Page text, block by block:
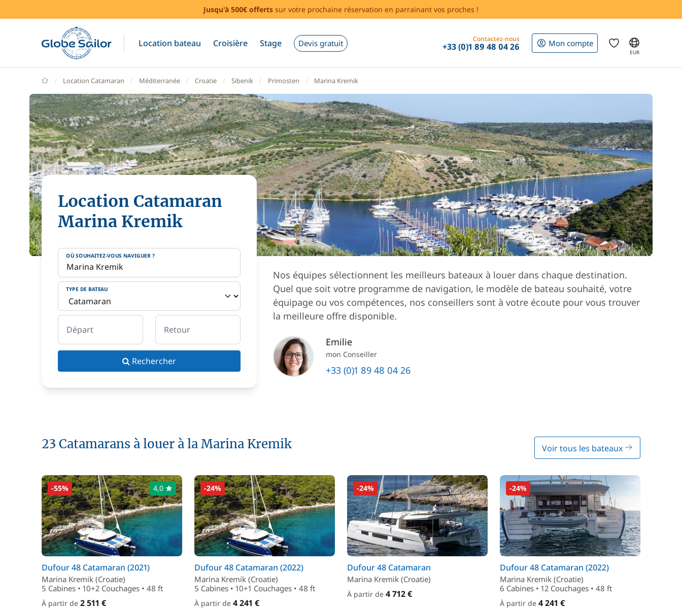
Jusqu'à 500€ offerts sur votre prochaine réservation en parrainant vos proches !
Location bateau Croisière Stage Devis gratuit Contactez-nous
+33 (0)1 89 48 04 26 Mon compte
EUR
GlobeSailor
Location Catamaran Méditerranée Croatie Sibenik Primosten Marina Kremik
Location Catamaran
Marina Kremik
OÙ SOUHAITEZ-VOUS NAVIGUER ?
TYPE DE BATEAU
Départ Retour
Rechercher
Nos équipes sélectionnent les meilleurs bateaux à louer dans chaque destination.
Quel que soit votre programme de navigation, le modèle de bateau souhaité, votre
équipage ou vos compétences, nos conseillers sont à votre écoute pour vous trouver
la meilleure offre disponible.
Emilie
mon Conseiller
+33 (0)1 89 48 04 26
23 Catamarans à louer à la Marina Kremik Voir tous les bateaux
-55% 4,0
Dufour 48 Catamaran (2021)
Marina Kremik (Croatie)
5 Cabines • 10+2 Couchages • 48 ft
À partir de 2 511 €
-24%
Dufour 48 Catamaran (2022)
Marina Kremik (Croatie)
5 Cabines • 10+1 Couchages • 48 ft
À partir de 4 241 €
-24%
Dufour 48 Catamaran
Marina Kremik (Croatie)
À partir de 4 712 €
-24%
Dufour 48 Catamaran (2022)
Marina Kremik (Croatie)
6 Cabines • 12 Couchages • 48 ft
À partir de 4 241 €